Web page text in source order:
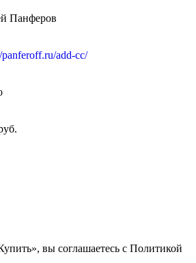
Панферов
panferoff.ru/add-cc/
вы соглашаетесь с Политикой